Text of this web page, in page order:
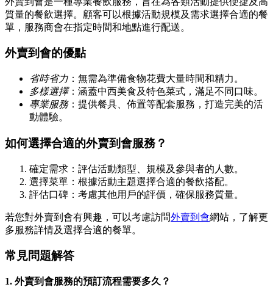
質量的餐飲選擇。顧客可以根據活動規模及需求選擇合適的餐
單，服務商會在指定時間和地點進行配送。
外賣到會的優點
省時省力 ：無需為準備食物花費大量時間和精力。
多樣選擇：涵蓋中西美食及特色菜式，滿足不同口味。
專業服務：提供餐具、佈置等配套服務，打造完美的活
動體驗。
如何選擇合適的外賣到會服務？
確定需求：評估活動類型、規模及參與者的人數。
選擇菜單：根據活動主題選擇合適的餐飲搭配。
評估口碑：考慮其他用戶的評價，確保服務質量。
若您對外賣到會有興趣，可以考慮訪問外賣到會網站，了解更
多服務詳情及選擇合適的餐單。
常見問題解答
1. 外賣到會服務的預訂流程需要多久？